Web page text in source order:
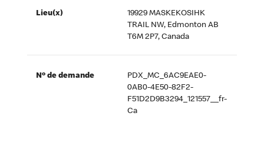
Lieu(x)
19929 MASKEKOSIHK
TRAIL NW, Edmonton AB
T6M 2P7, Canada
Nº de demande
PDX_MC_6AC9EAE0-
0AB0-4E50-82F2-
F51D2D9B3294_121557__fr-
Ca